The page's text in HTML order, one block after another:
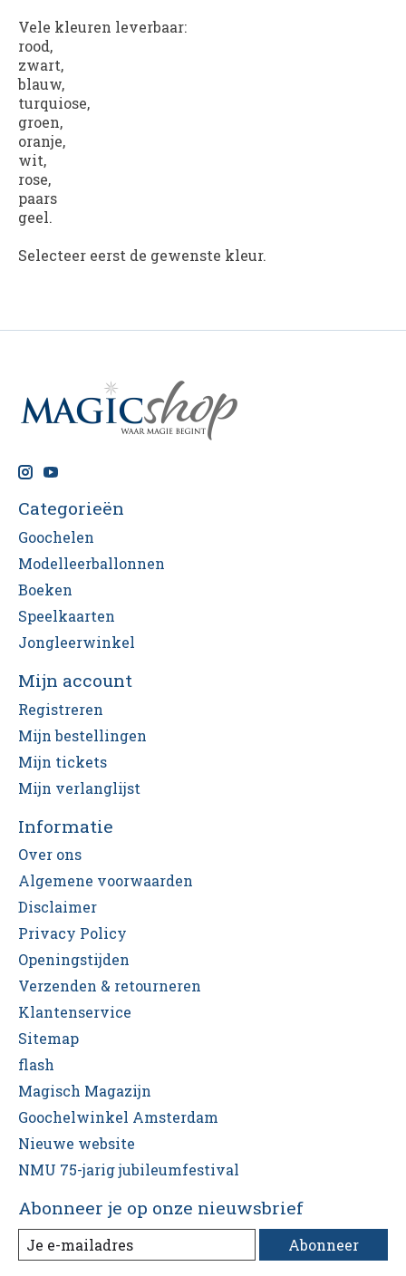
Vele kleuren leverbaar:
rood,
zwart,
blauw,
turquiose,
groen,
oranje,
wit,
rose,
paars
geel.
Selecteer eerst de gewenste kleur.
Categorieën
Goochelen
Modelleerballonnen
Boeken
Speelkaarten
Jongleerwinkel
Mijn account
Registreren
Mijn bestellingen
Mijn tickets
Mijn verlanglijst
Informatie
Over ons
Algemene voorwaarden
Disclaimer
Privacy Policy
Openingstijden
Verzenden & retourneren
Klantenservice
Sitemap
flash
Magisch Magazijn
Goochelwinkel Amsterdam
Nieuwe website
NMU 75-jarig jubileumfestival
Abonneer je op onze nieuwsbrief
Abonneer